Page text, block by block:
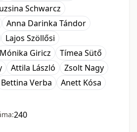
Schwarcz
Anna Darinka Tándor
Lajos Szöllősi
Mónika Giricz
Tímea Sütő
Attila László
Zsolt Nagy
Bettina Verba
Anett Kósa
240